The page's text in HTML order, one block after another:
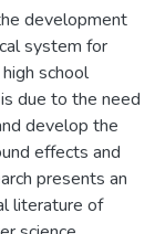
development
system for
school
due to the need
develop the
effects and
presents an
literature of